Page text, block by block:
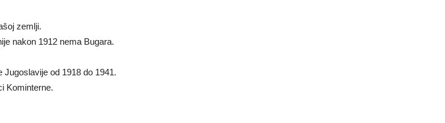
zemlji.
nakon 1912 nema Bugara.
Jugoslavije od 1918 do 1941.
Kominterne.